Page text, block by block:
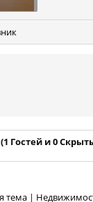
Гостей и 0
тема |